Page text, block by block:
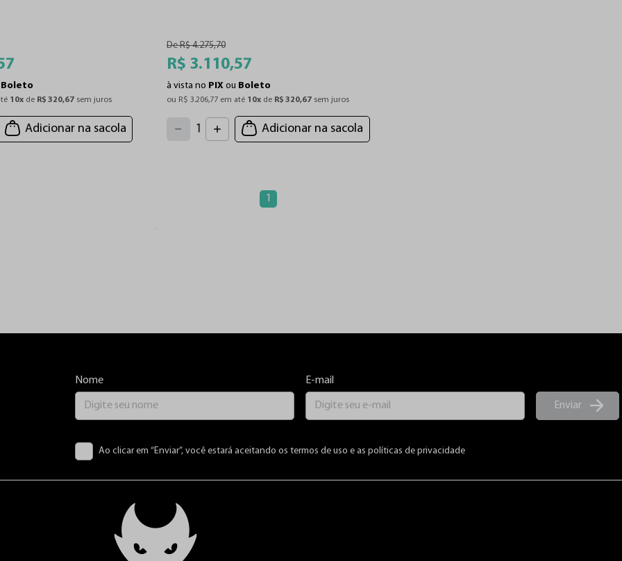
Boleto
10x de R$ 320,67 sem juros
Adicionar na sacola
DeR$ 4.275,70
R$ 3.110,57
à vista no PIX ou Boleto
ou R$ 3.206,77 em até 10x de R$ 320,67 sem juros
1 Adicionar na sacola
1
Nome E-mail
Enviar
Ao clicar em “Enviar”, você estará aceitando os termos de uso e as políticas de privacidade